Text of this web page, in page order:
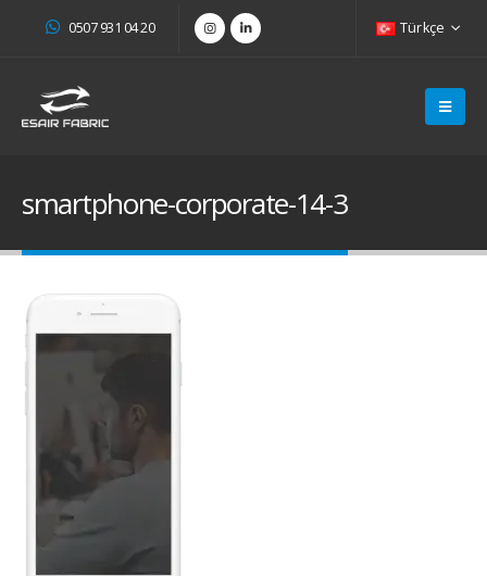
0507 931 04 20 Türkçe
smartphone-corporate-14-3